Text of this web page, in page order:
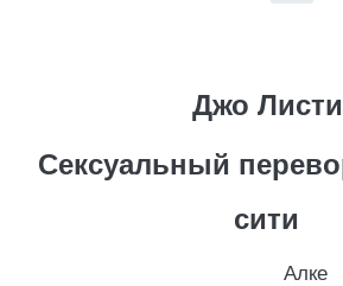
Джо
Сексуальный
сити
Алке